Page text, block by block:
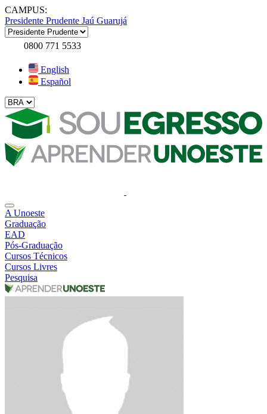
CAMPUS:
Presidente Prudente Jaú Guarujá
0800 771 5533
English
Español
A Unoeste
Graduação
EAD
Pós-Graduação
Cursos Técnicos
Cursos Livres
Pesquisa